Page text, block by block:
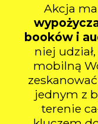
Akcja
booków i
niej
mobilną
jednym z
terenie